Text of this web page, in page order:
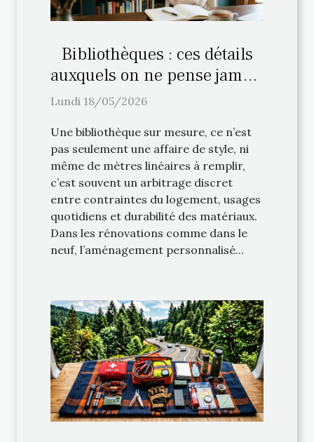
Bibliothèques : ces détails
auxquels on ne pense jamais
lors de l’aménagement
Lundi 18/05/2026
Une bibliothèque sur mesure, ce n’est
pas seulement une affaire de style, ni
même de mètres linéaires à remplir,
c’est souvent un arbitrage discret
entre contraintes du logement, usages
quotidiens et durabilité des matériaux.
Dans les rénovations comme dans le
neuf, l’aménagement personnalisé...